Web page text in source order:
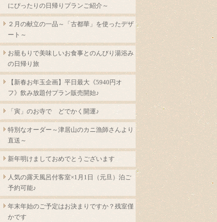
にぴったりの日帰りプランご紹介～
２月の献立の一品～「古都華」を使ったデザ
ート～
お籠もりで美味しいお食事とのんびり湯浴み
の日帰り旅
【新春お年玉企画】平日最大《5940円オ
フ》飲み放題付プラン販売開始♪
「寅」のお寺で どでかく開運♪
特別なオーダー～津居山のカニ漁師さんより
直送～
新年明けましておめでとうございます
人気の露天風呂付客室×1月1日（元旦）泊ご
予約可能♪
年末年始のご予定はお決まりですか？残室僅
かです